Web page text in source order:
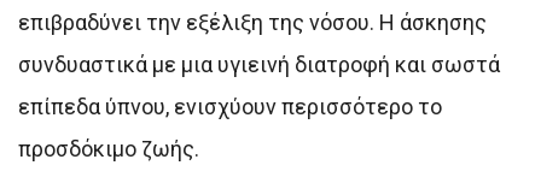
επιβραδύνει την εξέλιξη της νόσου. Η άσκησης
συνδυαστικά με μια υγιεινή διατροφή και σωστά
επίπεδα ύπνου, ενισχύουν περισσότερο το
προσδόκιμο ζωής.